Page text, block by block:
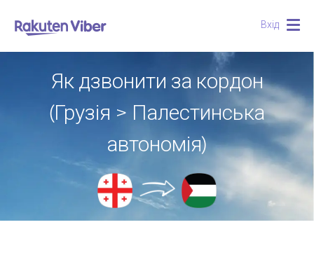
Вхід
Як дзвонити за кордон
(Грузія > Палестинська
автономія)